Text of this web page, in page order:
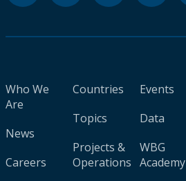
Who We
Are
News
Careers
Countries
Topics
Projects &
Operations
Events
Data
WBG
Academy